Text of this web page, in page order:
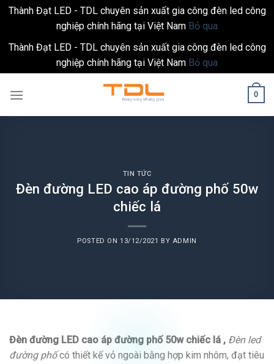
Thành Đạt LED - TDL chuyên sản xuất gia công đèn led công
nghiệp chính hãng tại Việt Nam Bỏ qua
Thành Đạt LED - TDL chuyên sản xuất gia công đèn led công
nghiệp chính hãng tại Việt Nam Bỏ qua
0
TIN TỨC
Đèn đường LED cao áp đường phố 50w
chiếc lá
POSTED ON 13/12/2021 BY ADMIN
Đèn đường LED cao áp đường phố 50w chiếc lá , Đèn led
đường phốcó thiết kế vỏ ngoài bằng hợp kim nhôm, đạt tiêu